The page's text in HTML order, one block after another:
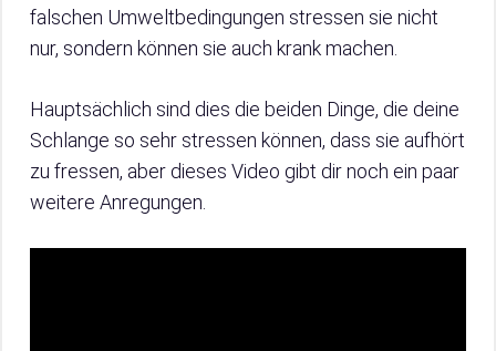
falschen Umweltbedingungen stressen sie nicht
nur, sondern können sie auch krank machen.
Hauptsächlich sind dies die beiden Dinge, die deine
Schlange so sehr stressen können, dass sie aufhört
zu fressen, aber dieses Video gibt dir noch ein paar
weitere Anregungen.